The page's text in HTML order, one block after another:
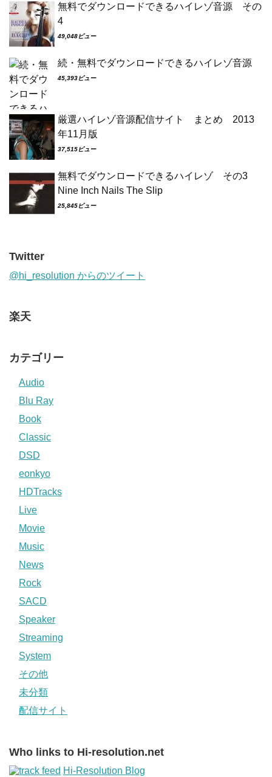
無料でダウンロードできるハイレゾ音源 その
4
49,048ビュー
続・無料でダウンロードできるハイレゾ音源
45,393ビュー
厳選ハイレゾ音源配信サイト まとめ 2013
年11月版
37,515ビュー
無料でダウンロードできるハイレゾ その3
Nine Inch Nails The Slip
25,845ビュー
Twitter
@hi_resolution からのツイート
楽天
カテゴリー
Audio
Blu Ray
Book
Classic
DSD
eonkyo
HDTracks
Live
Movie
Music
News
Rock
SACD
Speaker
Streaming
System
その他
未分類
配信サイト
Who links to Hi-resolution.net
Hi-Resolution Blog